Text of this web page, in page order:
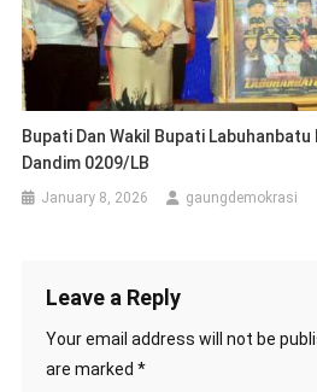
Bupati Dan Wakil Bupati
Dandim 0209/LB
January 8, 2026 gaungdemokrasi
Leave a Reply
Your email address will not be
are marked *